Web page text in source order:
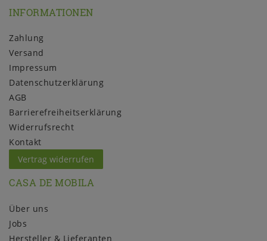
INFORMATIONEN
Zahlung
Versand
Impressum
Daten­schutz­erklärung
AGB
Barrierefreiheitserklärung
Widerrufs­recht
Kontakt
Vertrag widerrufen
CASA DE MOBILA
Über uns
Jobs
Hersteller & Lieferanten